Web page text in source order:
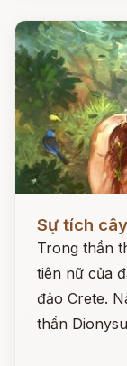
Sự tích
Trong thần
tiên nữ của
đảo Crete.
thần